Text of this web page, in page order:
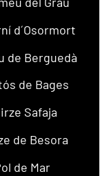
d´Osormort
de Berguedà
de Bages
Safaja
de Besora
de Mar